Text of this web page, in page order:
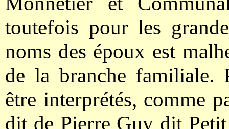
toutefois pour les
noms des époux est
de la branche familiale.
être interprétés, comme
dit de Pierre Guy dit